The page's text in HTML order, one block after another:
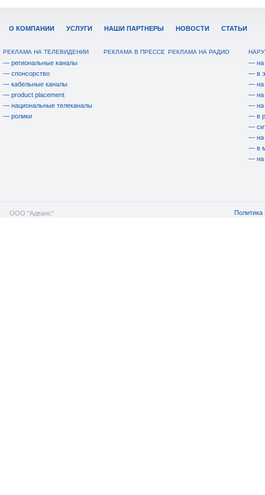
О КОМПАНИИ УСЛУГИ НАШИ ПАРТНЕРЫ НОВОСТИ СТАТЬИ
РЕКЛАМА НА ТЕЛЕВИДЕНИИ
— региональные каналы
— спонсорство
— кабельные каналы
— product placement
— национальные телеканалы
— ролики
РЕКЛАМА В ПРЕССЕ РЕКЛАМА НА РАДИО
— на
— в
— на
— на
— на
— в
—
— на
— в
— на
ООО "Адванс" Политика